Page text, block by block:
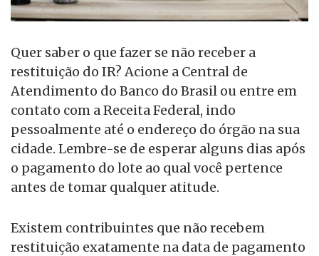
Quer saber o que fazer se não receber a
restituição do IR? Acione a Central de
Atendimento do Banco do Brasil ou entre em
contato com a Receita Federal, indo
pessoalmente até o endereço do órgão na sua
cidade. Lembre-se de esperar alguns dias após
o pagamento do lote ao qual você pertence
antes de tomar qualquer atitude.
Existem contribuintes que não recebem
restituição exatamente na data de pagamento